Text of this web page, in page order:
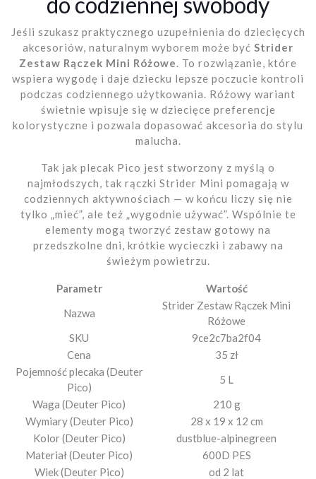
Jeśli szukasz praktycznego uzupełnienia do dziecięcych
akcesoriów, naturalnym wyborem może być Strider
Zestaw Rączek Mini Różowe
. To rozwiązanie, które
wspiera wygodę i daje dziecku lepsze poczucie kontroli
podczas codziennego użytkowania. Różowy wariant
świetnie wpisuje się w dziecięce preferencje
kolorystyczne i pozwala dopasować akcesoria do stylu
malucha.
Tak jak plecak Pico jest stworzony z myślą o
najmłodszych, tak rączki Strider Mini pomagają w
codziennych aktywnościach — w końcu liczy się nie
tylko „mieć”, ale też „wygodnie używać”. Wspólnie te
elementy mogą tworzyć zestaw gotowy na
przedszkolne dni, krótkie wycieczki i zabawy na
świeżym powietrzu.
Parametr
Wartość
Nazwa
Strider Zestaw Rączek Mini
Różowe
SKU
9ce2c7ba2f04
Cena
35 zł
Pojemność plecaka (Deuter
Pico)
5 L
Waga (Deuter Pico)
210 g
Wymiary (Deuter Pico)
28 x 19 x 12 cm
Kolor (Deuter Pico)
dustblue-alpinegreen
Materiał (Deuter Pico)
600D PES
Wiek (Deuter Pico)
od 2 lat